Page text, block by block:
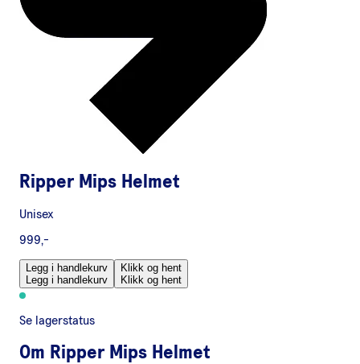
Ripper Mips Helmet
Unisex
999,-
Legg i handlekurv
Legg i handlekurv
Klikk og hent
Klikk og hent
Se lagerstatus
Om Ripper Mips Helmet